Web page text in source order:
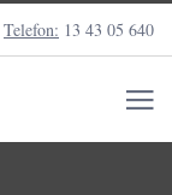
Telefon: 13 43 05 640